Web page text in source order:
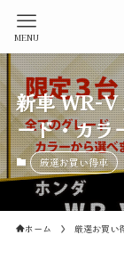
MENU
新車 WR-
ード・カラ
厳選お買い得車
ホーム 厳選お買い